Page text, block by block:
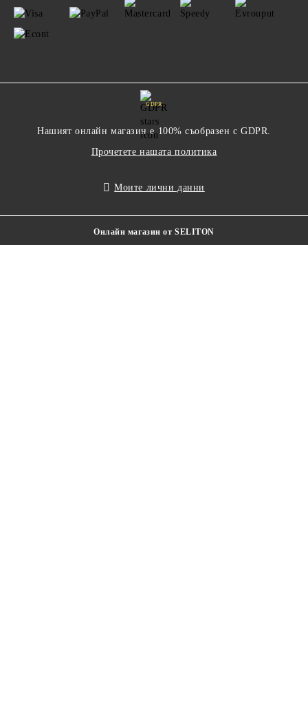
GDPR
Нашият онлайн магазин е 100% съобразен с GDPR.
Прочетете нашата политика
Моите лични данни
Онлайн магазин от SELITON